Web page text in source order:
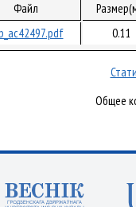
Файл
0.11
Общее